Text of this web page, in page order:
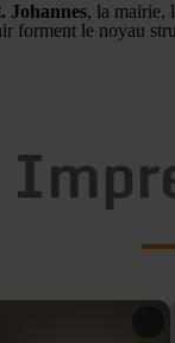
Johannes, la mairie,
forment le noyau